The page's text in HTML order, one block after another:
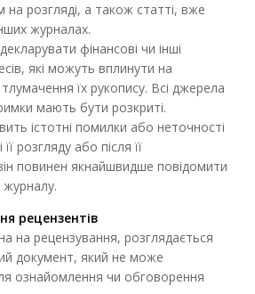
на розгляді, а також статті, вже
журналах.
фінансові чи інші
які можуть вплинути на
їх рукопису. Всі джерела
мають бути розкриті.
істотні помилки або неточності
розгляду або після її
повинен якнайшвидше повідомити
рецензентів
на рецензування, розглядається
документ, який не може
ознайомлення чи обговорення